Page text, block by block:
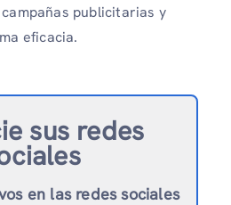
publicitarias y
eficacia.
sus redes
en las redes sociales